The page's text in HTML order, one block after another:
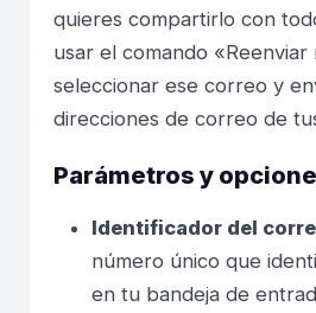
quieres compartirlo con
usar el comando «Reenviar
seleccionar ese correo y
direcciones de correo de
Parámetros y
Identificador del
número único que
en tu bandeja de